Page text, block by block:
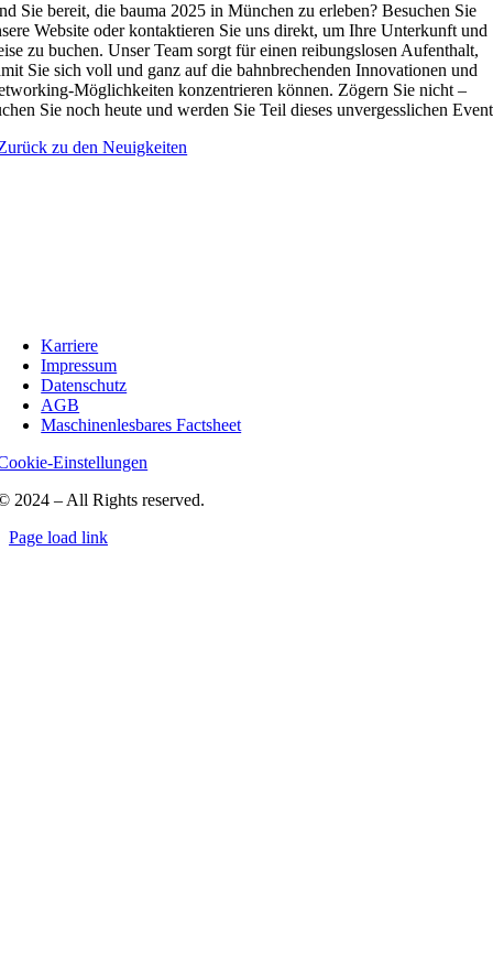
Sie bereit, die bauma 2025 in München zu erleben? Besuchen Sie
Website oder kontaktieren Sie uns direkt, um Ihre Unterkunft und
zu buchen. Unser Team sorgt für einen reibungslosen Aufenthalt,
Sie sich voll und ganz auf die bahnbrechenden Innovationen und
Möglichkeiten konzentrieren können. Zögern Sie nicht –
Sie noch heute und werden Sie Teil dieses unvergesslichen
zu den Neuigkeiten
Karriere
Impressum
Datenschutz
AGB
Maschinenlesbares Factsheet
Einstellungen
2024 – All Rights reserved.
Page load link